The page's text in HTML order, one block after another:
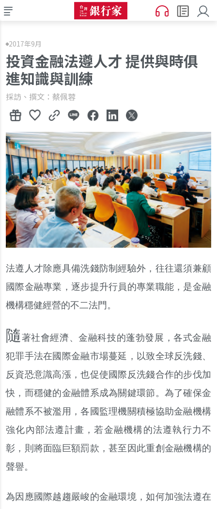
2017年9月
投資金融法遵人才 提供與時俱
進知識與訓練
採訪、撰文：蔡佩蓉
法遵人才除應具備洗錢防制經驗外 ， 往往還須兼顧
國際金融專業 ，逐步提升行員的專業職能 ， 是金融
機構穩健經營的不二法門 。
隨著社會經濟、金融科技的蓬勃發展 ，各式金融
犯罪手法在國際金融市場蔓延 ， 以致全球反洗錢、
反資恐意識高漲 ，也促使國際反洗錢合作的步伐加
快 ， 而穩健的金融體系成為關鍵環節。 為了確保金
融體系不被濫用 ，各國監理機關積極協助金融機構
強化內部法遵計畫 ， 若金融機構的法遵執行力不
彰 ， 則將面臨巨額罰款 ，甚至因此重創金融機構的
聲譽。
為因應國際越趨嚴峻的金融環境 ，如何加強法遵在